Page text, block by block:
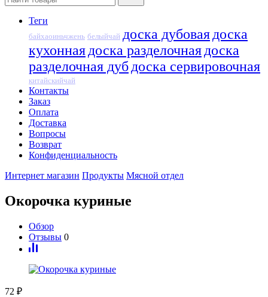
Теги
байхаоиньчжень белыйчай доска дубовая доска
кухонная доска разделочная доска
разделочная дуб доска сервировочная
китайскийчай
Контакты
Заказ
Оплата
Доставка
Вопросы
Возврат
Конфиденциальность
Интернет магазин Продукты Мясной отдел
Окорочка куриные
Обзор
Отзывы 0
72 ₽